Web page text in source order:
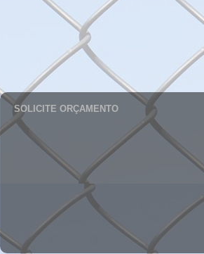
SOLICITE ORÇAMENTO